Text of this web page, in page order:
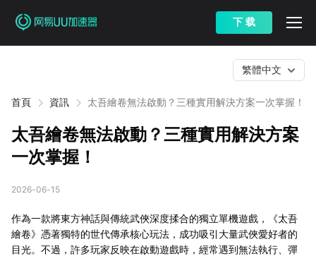
下 载
首頁 資訊 太吾繪卷無法啟動？三種實用解決方案一次掌握！
繁體中文
太吾繪卷無法啟動？三種實用解決方案
一次掌握！
2026-06-15
作為一款將東方神話與傳統武俠深度揉合的獨立單機遊戲，《太吾
繪卷》憑著獨特的世代傳承核心玩法，成功吸引大量武俠愛好者的
目光。不過，許多玩家反映在啟動遊戲時，經常遇到無法執行、彈